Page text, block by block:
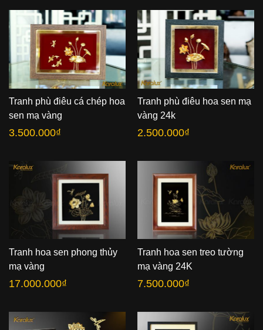
Tranh phù điêu cá chép hoa
sen mạ vàng
3.500.000₫
Tranh phù điêu hoa sen mạ
vàng 24k
2.500.000₫
Tranh hoa sen phong thủy
mạ vàng
17.000.000₫
Tranh hoa sen treo tường
mạ vàng 24K
7.500.000₫